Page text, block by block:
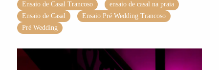
Ensaio de Casal Trancoso
ensaio de casal na praia
Ensaio de Casal
Ensaio Pré Wedding Trancoso
Pré Wedding